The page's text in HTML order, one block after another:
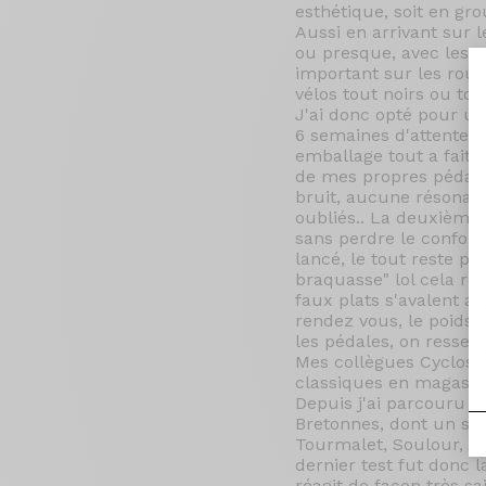
esthétique, soit en
Aussi en arrivant sur
ou presque, avec les
important sur les
vélos tout noirs ou
J'ai donc opté pour un
6 semaines d'attente
emballage tout a fait
de mes propres
bruit, aucune
oubliés.. La
sans perdre le
lancé, le tout reste
braquasse" lol cela
faux plats s'avalent
rendez vous, le poids
les pédales, on
Mes collègues
classiques en
Depuis j'ai parcouru
Bretonnes, dont un
Tourmalet, Soulour,
dernier test fut donc